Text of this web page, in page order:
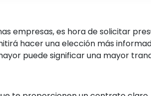
empresas, es hora de solicitar
hacer una elección más
puede significar una mayor